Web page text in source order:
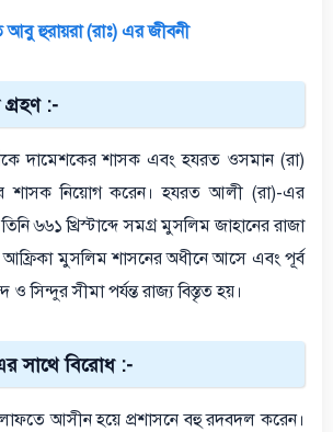
আবু হুরায়রা (রাঃ) এর জীবনী
:-
দামেশকের শাসক এবং হযরত ওসমান (রা)
শাসক নিয়োগ করেন। হযরত আলী (রা)-এর
৬৬১ খ্রিস্টাব্দে সমগ্র মুসলিম জাহানের রাজা
মুসলিম শাসনের অধীনে আসে এবং পূর্ব
সিন্দুর সীমা পর্যন্ত রাজ্য বিস্তৃত হয়।
সাথে বিরোধ :-
আসীন হয়ে প্রশাসনে বহু রদবদল করেন।